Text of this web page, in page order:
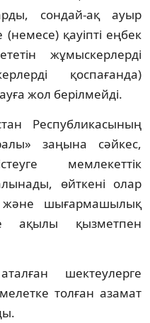
сондай-ақ ауыр
қауіпті еңбек
жұмыскерлерді
қоспағанда)
жол берілмейді.
Республикасының
заңына сәйкес,
мемлекеттік
өйткені олар
және шығармашылық
ақылы қызметпен
шектеулерге
толған азамат